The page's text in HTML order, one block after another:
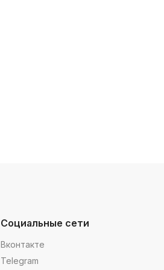
Социальные сети
Вконтакте
Telegram